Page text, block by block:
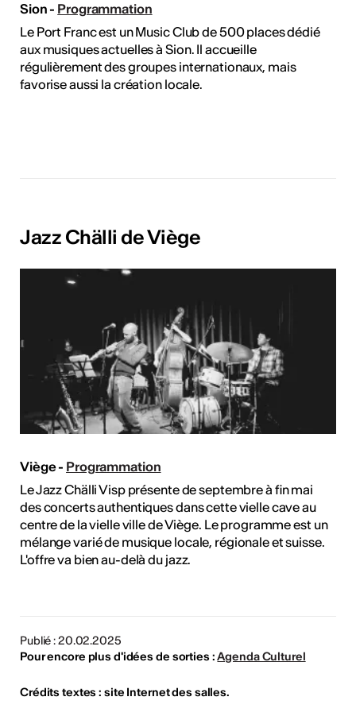
Sion - Programmation
Le Port Franc est un Music Club de 500 places dédié
aux musiques actuelles à Sion. Il accueille
régulièrement des groupes internationaux, mais
favorise aussi la création locale.
Jazz Chälli de Viège
Viège - Programmation
Le Jazz Chälli Visp présente de septembre à fin mai
des concerts authentiques dans cette vielle cave au
centre de la vielle ville de Viège. Le programme est un
mélange varié de musique locale, régionale et suisse.
L'offre va bien au-delà du jazz.
Publié : 20.02.2025
Pour encore plus d'idées de sorties :Agenda Culturel
Crédits textes : site Internet des salles.